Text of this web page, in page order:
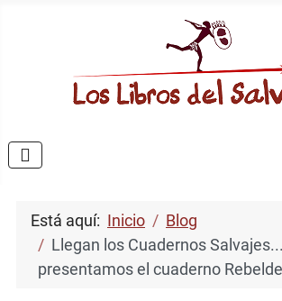
Está aquí: Inicio
Blog
Llegan los Cuadernos Salvajes...
presentamos el cuaderno